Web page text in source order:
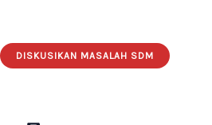
DISKUSIKAN MASALAH SDM